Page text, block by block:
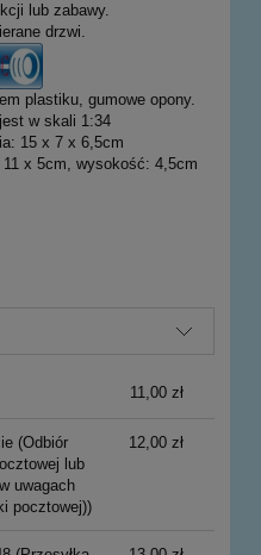
lub zabawy.
drzwi.
plastiku, gumowe opony.
w skali 1:34
15 x 7 x 6,5cm
x 5cm, wysokość: 4,5cm
płatności
11,00 zł
(Odbiór
lub
uwagach
pocztowej))
12,00 zł